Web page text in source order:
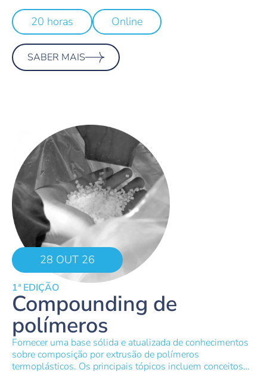
20 horas Online
SABER MAIS
28 OUT 26
1ª EDIÇÃO
Compounding de
polímeros
Fornecer uma base sólida e atualizada de conhecimentos
sobre composição por extrusão de polímeros
termoplásticos. Os principais tópicos incluem conceitos